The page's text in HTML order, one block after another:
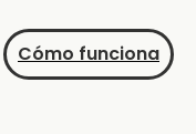
Cómo funciona